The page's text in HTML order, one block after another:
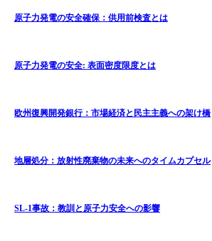
原子力発電の安全確保：供用前検査とは
原子力発電の安全: 表面密度限度とは
欧州復興開発銀行：市場経済と民主主義への架け橋
地層処分：放射性廃棄物の未来へのタイムカプセル
SL-1事故：教訓と原子力安全への影響